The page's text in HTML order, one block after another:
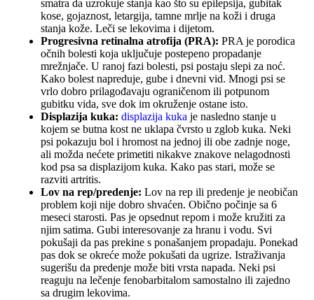
smatra da uzrokuje stanja kao što su epilepsija, gubitak
kose, gojaznost, letargija, tamne mrlje na koži i druga
stanja kože. Leči se lekovima i dijetom.
Progresivna retinalna atrofija (PRA): PRA je porodica
očnih bolesti koja uključuje postepeno propadanje
mrežnjače. U ranoj fazi bolesti, psi postaju slepi za noć.
Kako bolest napreduje, gube i dnevni vid. Mnogi psi se
vrlo dobro prilagođavaju ograničenom ili potpunom
gubitku vida, sve dok im okruženje ostane isto.
Displazija kuka: displazija kuka je nasledno stanje u
kojem se butna kost ne uklapa čvrsto u zglob kuka. Neki
psi pokazuju bol i hromost na jednoj ili obe zadnje noge,
ali možda nećete primetiti nikakve znakove nelagodnosti
kod psa sa displazijom kuka. Kako pas stari, može se
razviti artritis.
Lov na rep/predenje: Lov na rep ili predenje je neobičan
problem koji nije dobro shvaćen. Obično počinje sa 6
meseci starosti. Pas je opsednut repom i može kružiti za
njim satima. Gubi interesovanje za hranu i vodu. Svi
pokušaji da pas prekine s ponašanjem propadaju. Ponekad
pas dok se okreće može pokušati da ugrize. Istraživanja
sugerišu da predenje može biti vrsta napada. Neki psi
reaguju na lečenje fenobarbitalom samostalno ili zajedno
sa drugim lekovima.